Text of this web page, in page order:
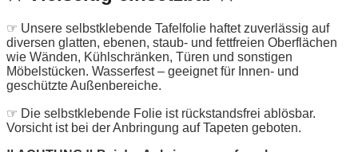
☞ Unsere selbstklebende Tafelfolie haftet zuverlässig auf
diversen glatten, ebenen, staub- und fettfreien Oberflächen
wie Wänden, Kühlschränken, Türen und sonstigen
Möbelstücken. Wasserfest – geeignet für Innen- und
geschützte Außenbereiche.
☞ Die selbstklebende Folie ist rückstandsfrei ablösbar.
Vorsicht ist bei der Anbringung auf Tapeten geboten.